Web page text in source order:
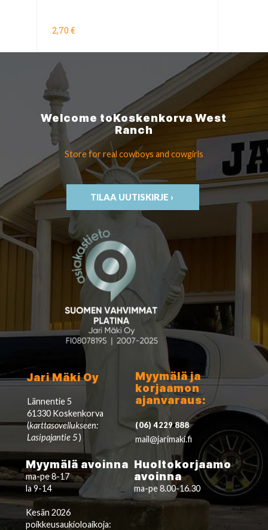
2,70 €
Welcome toKoskenkorvaWest
Ranch
Store for real cowboys and cowgirls
TILAA UUTISKIRJE ›
Jari Mäki Oy
Lännentie 5
61330 Koskenkorva
(karttasovellukseen:
Lasipajantie 5)
Myymälä ja
korjaamon
ajanvaraus:
(06) 4229 888
mail@jarimaki.fi
Myymälä avoinna
ma-pe 8-17
la 9-14
Kesän 2026
poikkeusaukioloaikoja:
Huoltokorjaamo
avoinna
ma-pe 8.00-16.30